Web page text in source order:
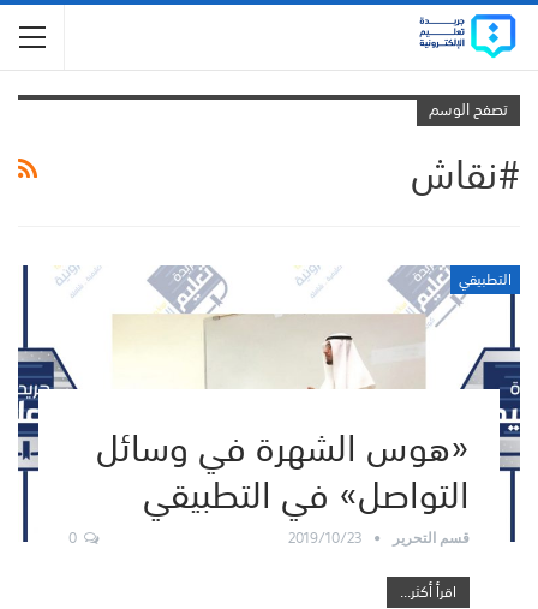
تصفح الوسم
#نقاش
التطبيقي
«هوس الشهرة في وسائل
التواصل» في التطبيقي
قسم التحرير 2019/10/23
0
اقرأ أكثر...